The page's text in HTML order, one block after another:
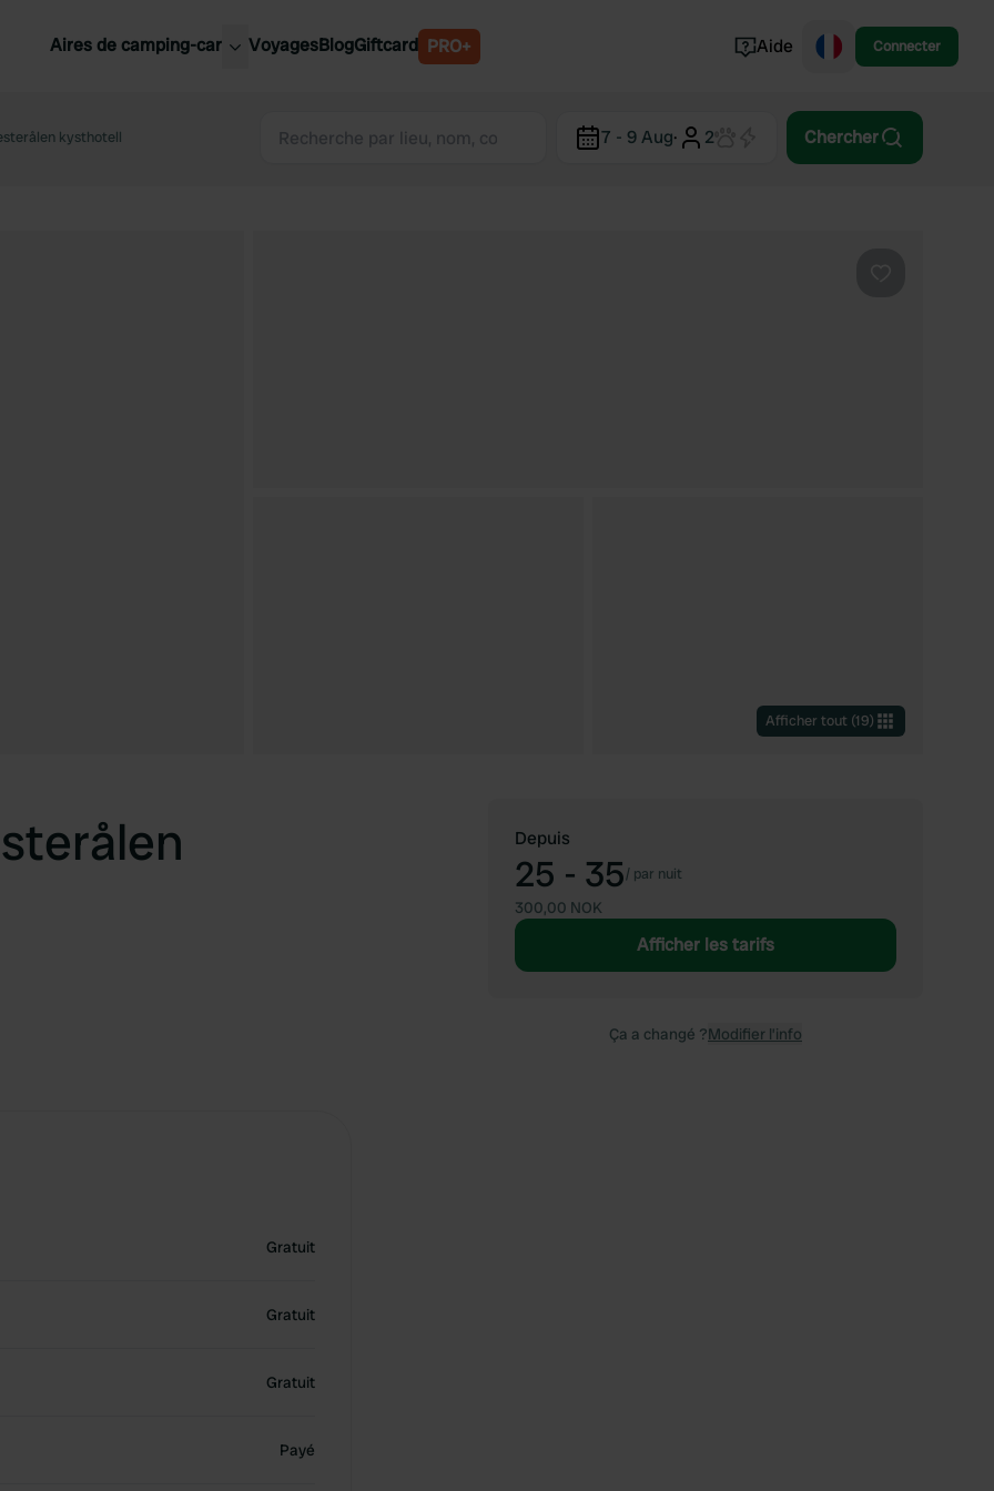
Aires de camping-car
Slovénie
VoyagesBlogGiftcard PRO+ Aide Connecter
kysthotell 7 - 9 Aug· 2 Chercher
Afficher tout (19)
Gratuit
Gratuit
Gratuit
Payé
Depuis
25 - 35/ par nuit
300,00 NOK
Afficher les tarifs
Ça a changé ?Modifier l’info